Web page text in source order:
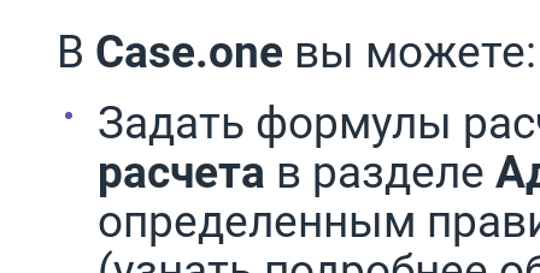
В Case.one вы можете:
Задать формулы
расчета в разделе
определенным